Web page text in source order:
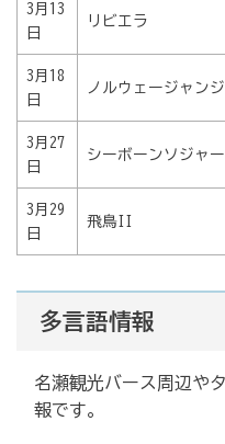
3月13
日
リビエラ
3月18
日
ノルウェージャン
3月27
日
シーボーンソジャ
3月29
日
飛鳥II
多言語情報
名瀬観光バース周辺や
報です。